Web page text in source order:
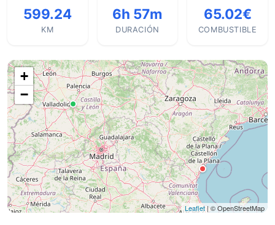
599.24
KM
6h 57m
DURACIÓN
65.02€
COMBUSTIBLE
+
−
Leaflet| © OpenStreetMap